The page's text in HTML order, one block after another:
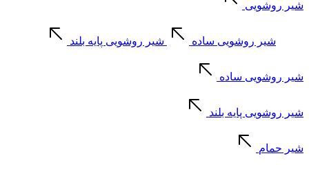
شیر روشویی
شیر روشویی ساده شیر روشویی پایه بلند
شیر روشویی ساده
شیر روشویی پایه بلند
شیر حمام